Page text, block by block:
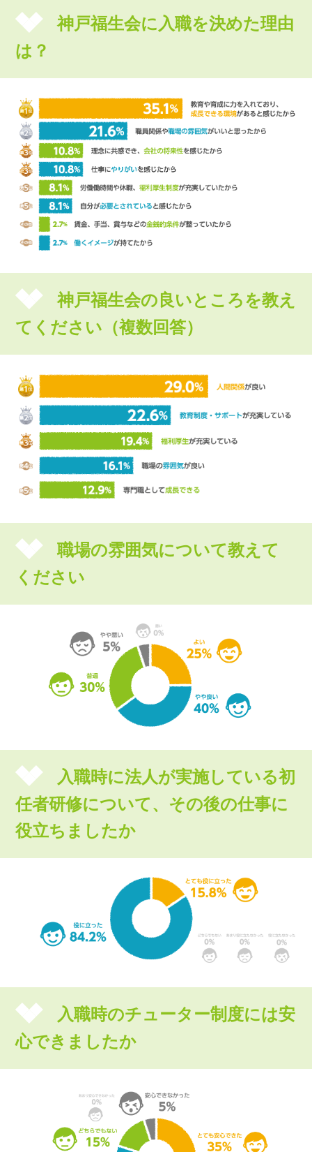
神戸福生会に入職を決めた理由
は？
神戸福生会の良いところを教え
てください（複数回答）
職場の雰囲気について教えて
ください
入職時に法人が実施している初
任者研修について、その後の仕事に
役立ちましたか
入職時のチューター制度には安
心できましたか